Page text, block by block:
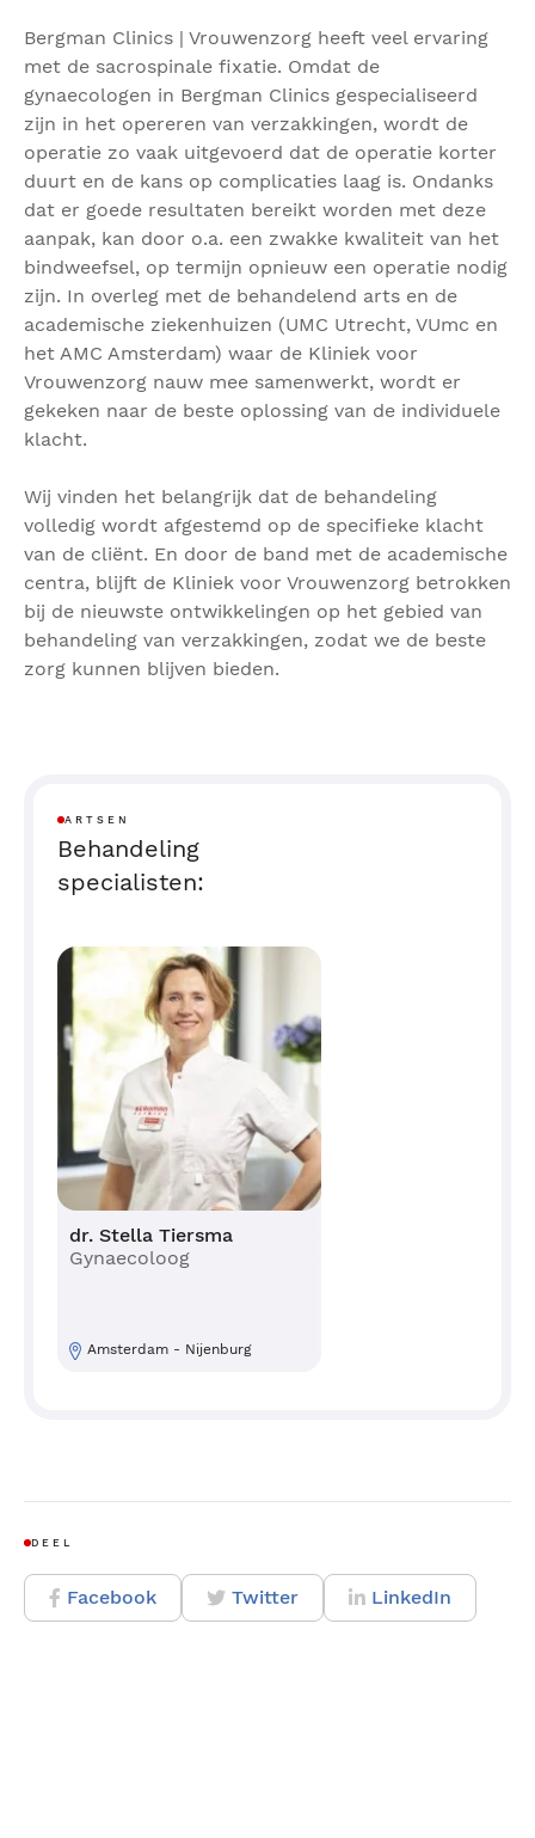
Bergman Clinics | Vrouwenzorg heeft veel ervaring
met de sacrospinale fixatie. Omdat de
gynaecologen in Bergman Clinics gespecialiseerd
zijn in het opereren van verzakkingen, wordt de
operatie zo vaak uitgevoerd dat de operatie korter
duurt en de kans op complicaties laag is. Ondanks
dat er goede resultaten bereikt worden met deze
aanpak, kan door o.a. een zwakke kwaliteit van het
bindweefsel, op termijn opnieuw een operatie nodig
zijn. In overleg met de behandelend arts en de
academische ziekenhuizen (UMC Utrecht, VUmc en
het AMC Amsterdam) waar de Kliniek voor
Vrouwenzorg nauw mee samenwerkt, wordt er
gekeken naar de beste oplossing van de individuele
klacht.
Wij vinden het belangrijk dat de behandeling
volledig wordt afgestemd op de specifieke klacht
van de cliënt. En door de band met de academische
centra, blijft de Kliniek voor Vrouwenzorg betrokken
bij de nieuwste ontwikkelingen op het gebied van
behandeling van verzakkingen, zodat we de beste
zorg kunnen blijven bieden.
ARTSEN
Behandeling
specialisten:
dr. Stella Tiersma
Gynaecoloog
Amsterdam - Nijenburg
DEEL
Facebook Twitter LinkedIn